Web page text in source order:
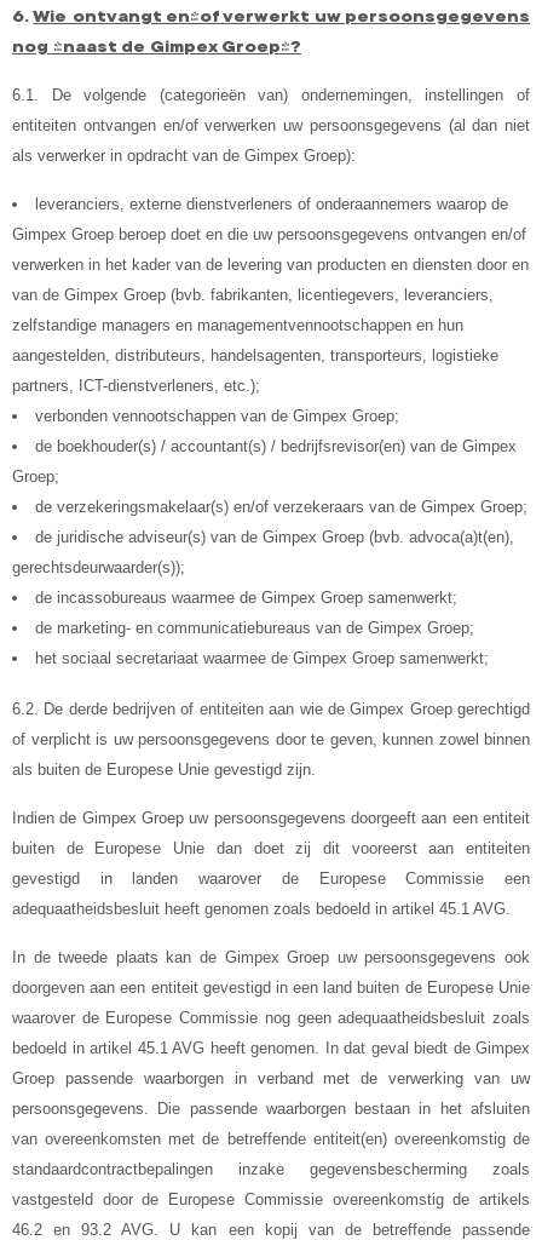
6.Wie ontvangt en/of verwerkt uw persoonsgegevens
nog (naast de Gimpex Groep)?
6.1. De volgende (categorieën van) ondernemingen, instellingen of
entiteiten ontvangen en/of verwerken uw persoonsgegevens (al dan niet
als verwerker in opdracht van de Gimpex Groep):
leveranciers, externe dienstverleners of onderaannemers waarop de
Gimpex Groep beroep doet en die uw persoonsgegevens ontvangen en/of
verwerken in het kader van de levering van producten en diensten door en
van de Gimpex Groep (bvb. fabrikanten, licentiegevers, leveranciers,
zelfstandige managers en managementvennootschappen en hun
aangestelden, distributeurs, handelsagenten, transporteurs, logistieke
partners, ICT-dienstverleners, etc.);
verbonden vennootschappen van de Gimpex Groep;
de boekhouder(s) / accountant(s) / bedrijfsrevisor(en) van de Gimpex
Groep;
de verzekeringsmakelaar(s) en/of verzekeraars van de Gimpex Groep;
de juridische adviseur(s) van de Gimpex Groep (bvb. advoca(a)t(en),
gerechtsdeurwaarder(s));
de incassobureaus waarmee de Gimpex Groep samenwerkt;
de marketing- en communicatiebureaus van de Gimpex Groep;
het sociaal secretariaat waarmee de Gimpex Groep samenwerkt;
6.2. De derde bedrijven of entiteiten aan wie de Gimpex Groep gerechtigd
of verplicht is uw persoonsgegevens door te geven, kunnen zowel binnen
als buiten de Europese Unie gevestigd zijn.
Indien de Gimpex Groep uw persoonsgegevens doorgeeft aan een entiteit
buiten de Europese Unie dan doet zij dit vooreerst aan entiteiten
gevestigd in landen waarover de Europese Commissie een
adequaatheidsbesluit heeft genomen zoals bedoeld in artikel 45.1 AVG.
In de tweede plaats kan de Gimpex Groep uw persoonsgegevens ook
doorgeven aan een entiteit gevestigd in een land buiten de Europese Unie
waarover de Europese Commissie nog geen adequaatheidsbesluit zoals
bedoeld in artikel 45.1 AVG heeft genomen. In dat geval biedt de Gimpex
Groep passende waarborgen in verband met de verwerking van uw
persoonsgegevens. Die passende waarborgen bestaan in het afsluiten
van overeenkomsten met de betreffende entiteit(en) overeenkomstig de
standaardcontractbepalingen inzake gegevensbescherming zoals
vastgesteld door de Europese Commissie overeenkomstig de artikels
46.2 en 93.2 AVG. U kan een kopij van de betreffende passende